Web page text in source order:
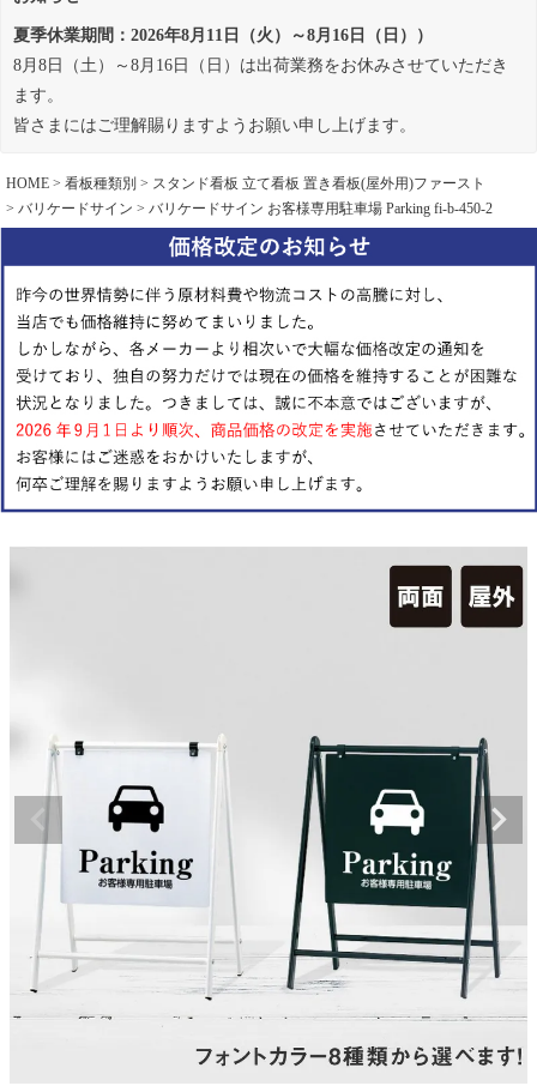
夏季休業期間：2026年8月11日（火）～8月16日（日））
8月8日（土）～8月16日（日）は出荷業務をお休みさせていただき
ます。
皆さまにはご理解賜りますようお願い申し上げます。
HOME 看板種類別
スタンド看板 立て看板 置き看板(屋外用)ファースト
バリケードサイン
バリケードサイン お客様専用駐車場 Parking fi-b-450-2